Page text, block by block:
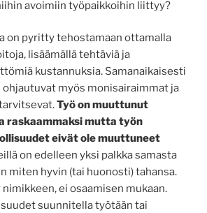
avoimiin työpaikkoihin liittyy?
on pyritty tehostamaan ottamalla
lisäämällä tehtäviä ja
kustannuksia. Samanaikaisesti
myös monisairaimmat ja
Työ on muuttunut
raskaammaksi mutta työn
eivät ole muuttuneet
on edelleen yksi palkka samasta
miten hyvin (tai huonosti) tahansa.
nimikkeen, ei osaamisen mukaan.
suunnitella työtään tai